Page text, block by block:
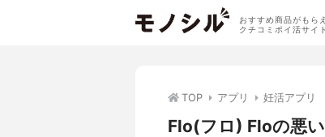
おすすめ商品がもら
クチコミポイ活サイト
TOP アプリ 妊活アプリ
Flo(フロ) Floの悪